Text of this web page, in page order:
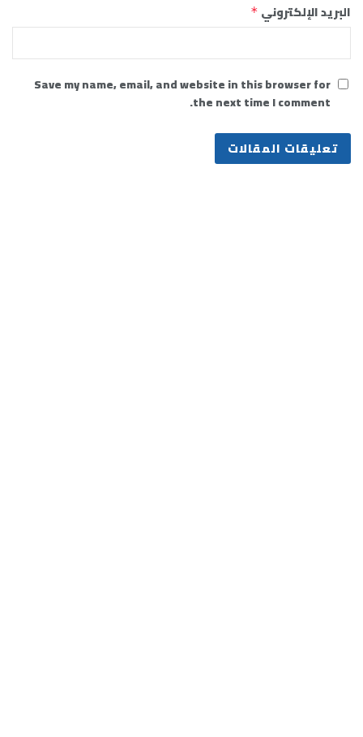
البريد الإلكتروني *
Save my name, email, and website in this browser for
the next time I comment.